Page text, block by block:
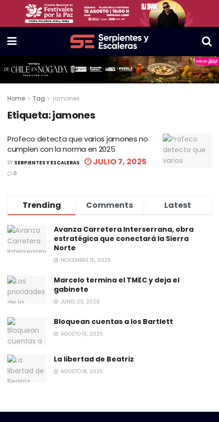
Home Tag jamones
Etiqueta:jamones
Profeco detecta que varios jamones no
cumplen con la norma en 2025
BY SERPIENTES Y ESCALERAS JULIO 7, 2025
0
Trending Comments Latest
Avanza Carretera Interserrana, obra
estratégica que conectará la Sierra
Norte
NOVIEMBRE 15, 2025
Marcelo termina el TMEC y deja el
gabinete
JUNIO 20, 2026
Bloquean cuentas a los Bartlett
AGOSTO 16, 2025
La libertad de Beatriz
AGOSTO 18, 2025